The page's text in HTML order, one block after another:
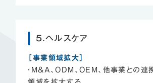
５.ヘルスケア
［事業領域拡大］
・M&A、ODM、OEM、他事業との連